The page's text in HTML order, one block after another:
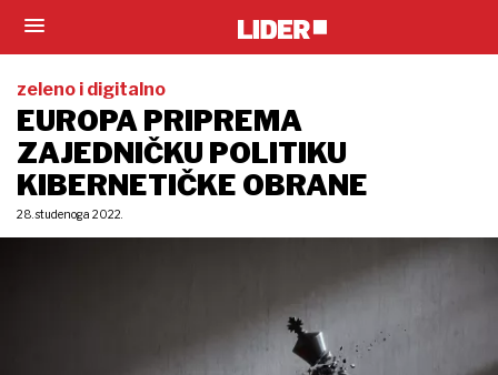
zeleno i digitalno
EUROPA PRIPREMA
ZAJEDNIČKU POLITIKU
KIBERNETIČKE OBRANE
28. studenoga 2022.